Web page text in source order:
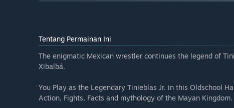
Tentang Permainan Ini
The enigmatic Mexican wrestler continues the legend of
Xibalbá.
You Play as the Legendary Tinieblas Jr. in this Oldschool
Action, Fights, Facts and mythology of the Mayan Kingdom.